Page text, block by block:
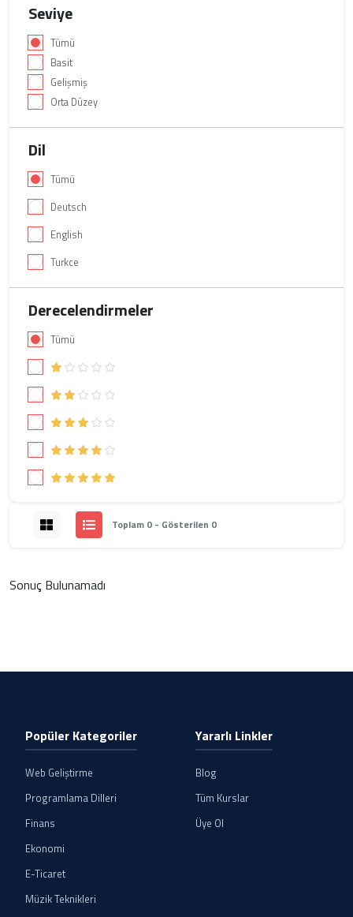
Seviye
Tümü
Basit
Gelişmiş
Orta Düzey
Dil
Tümü
Deutsch
English
Turkce
Derecelendirmeler
Tümü
Toplam 0 - Gösterilen 0
Sonuç Bulunamadı
Popüler Kategoriler
Web Geliştirme
Programlama Dilleri
Finans
Ekonomi
E-Ticaret
Müzik Teknikleri
Yararlı Linkler
Blog
Tüm Kurslar
Üye Ol